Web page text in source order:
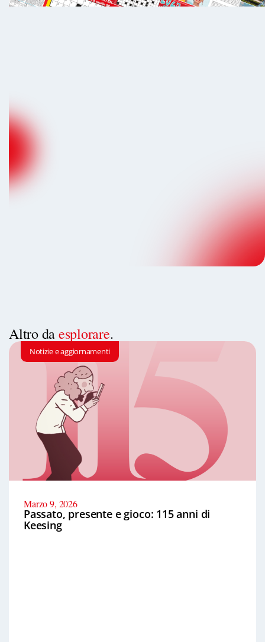
Altro daesplorare.
Notizie e aggiornamenti
Marzo 9, 2026
Passato, presente e gioco: 115 anni di
Keesing